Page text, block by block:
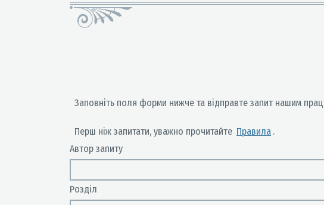
Заповнiть поля форми нижче та вiдправте запит нашим
Перш нiж запитати, уважно прочитайте Правила .
Автор запиту
Розділ